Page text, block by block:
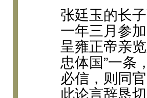
张廷玉的长
一年三月参
呈雍正帝亲
忠体国”一条
必信，则同
此论言辞恳